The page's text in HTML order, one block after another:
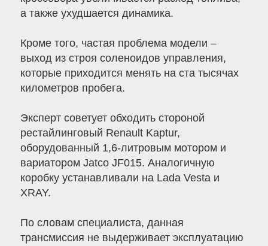
а также ухудшается динамика.
Кроме того, частая проблема модели –
выход из строя соленоидов управления,
которые приходится менять на ста тысячах
километров пробега.
Эксперт советует обходить стороной
рестайлинговый Renault Kaptur,
оборудованный 1,6-литровым мотором и
вариатором Jatco JF015. Аналогичную
коробку устанавливали на Lada Vesta и
XRAY.
По словам специалиста, данная
трансмиссия не выдерживает эксплуатацию